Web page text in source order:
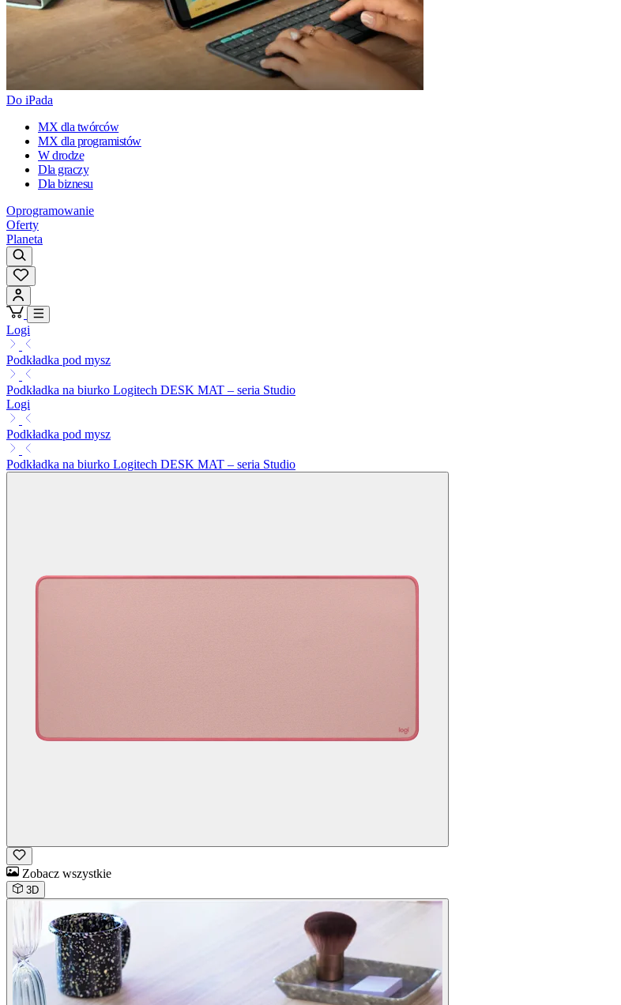
Do iPada
MX dla twórców
MX dla programistów
W drodze
Dla graczy
Dla biznesu
Oprogramowanie
Oferty
Planeta
Logi
Podkładka pod mysz
Podkładka na biurko Logitech DESK MAT – seria Studio
Logi
Podkładka pod mysz
Podkładka na biurko Logitech DESK MAT – seria Studio
Zobacz wszystkie
3D